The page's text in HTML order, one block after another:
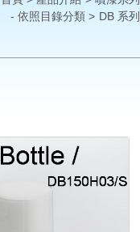
- 依照目錄分類 > DB 系列